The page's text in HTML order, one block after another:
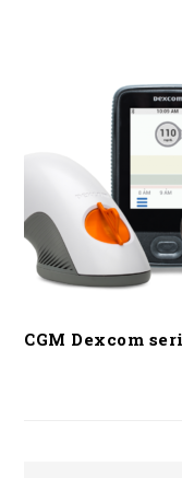
CGM Dexcom